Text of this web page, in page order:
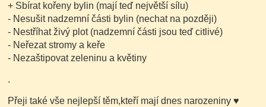
+ Sbírat kořeny bylin (mají teď největší sílu)
- Nesušit nadzemní části bylin (nechat na později)
- Nestříhat živý plot (nadzemní části jsou teď citlivé)
- Neřezat stromy a keře
- Nezaštipovat zeleninu a květiny
.
Přeji také vše nejlepší těm,kteří mají dnes narozeniny♥